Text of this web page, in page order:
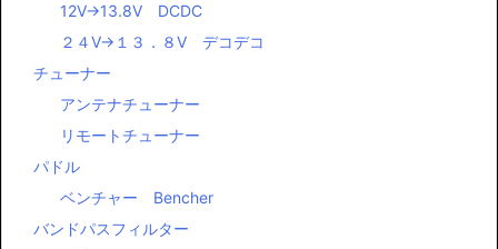
12V→13.8V DCDC
２４V→１３．８V デコデコ
チューナー
アンテナチューナー
リモートチューナー
パドル
ベンチャー Bencher
バンドパスフィルター